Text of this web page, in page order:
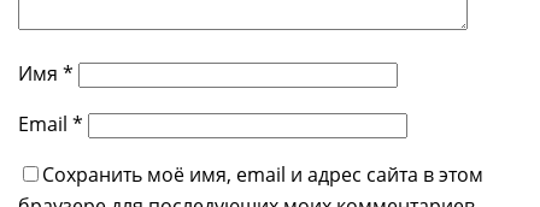
Имя *
Email *
Сохранить моё имя, email и адрес сайта в этом